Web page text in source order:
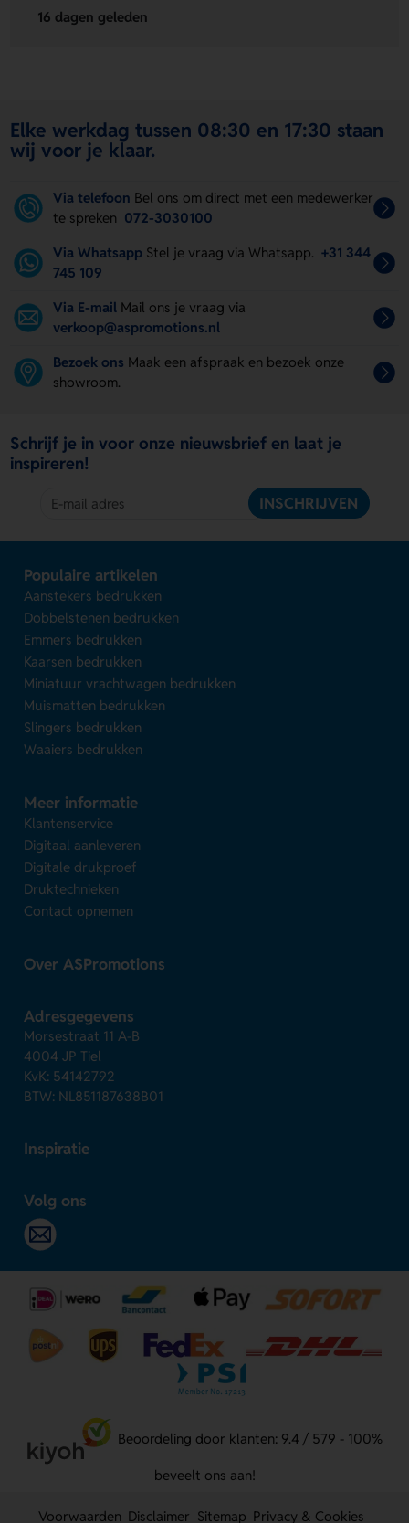
16 dagen geleden
Elke werkdag tussen 08:30 en 17:30 staan
wij voor je klaar.
Via telefoon Bel ons om direct met een medewerker
te spreken 072-3030100
Via Whatsapp Stel je vraag via Whatsapp. +31 344
745 109
Via E-mail Mail ons je vraag via
verkoop@aspromotions.nl
Bezoek ons Maak een afspraak en bezoek onze
showroom.
Schrijf je in voor onze nieuwsbrief en laat je
inspireren!
INSCHRIJVEN
Populaire artikelen
Aanstekers bedrukken
Dobbelstenen bedrukken
Emmers bedrukken
Kaarsen bedrukken
Miniatuur vrachtwagen bedrukken
Muismatten bedrukken
Slingers bedrukken
Waaiers bedrukken
Meer informatie
Klantenservice
Digitaal aanleveren
Digitale drukproef
Druktechnieken
Contact opnemen
Over ASPromotions
Adresgegevens
Morsestraat 11 A-B
4004 JP Tiel
KvK: 54142792
BTW: NL851187638B01
Inspiratie
Volg ons
Beoordeling door klanten: 9.4 / 579 - 100%
beveelt ons aan!
Voorwaarden Disclaimer Sitemap Privacy & Cookies